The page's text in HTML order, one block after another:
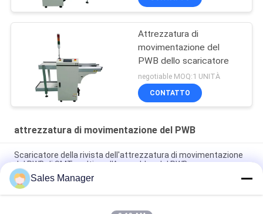
Attrezzatura di
movimentazione del
PWB dello scaricatore
negotiable MOQ:1 UNITÀ
CONTATTO
attrezzatura di movimentazione del PWB
Scaricatore della rivista dell'attrezzatura di movimentazione
del PWB di SMT multi per l'Assemblea del PWB
Multi attrezzatura di SMT dello scaricatore della rivista del
PWB controllata dallo SpA di Omron
Sales Manager